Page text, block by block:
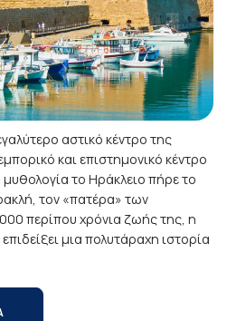
αστικό κέντρο της
και επιστημονικό κέντρο
το Ηράκλειο πήρε το
τον «πατέρα» των
περίπου χρόνια ζωής της, η
μια πολυτάραχη ιστορία